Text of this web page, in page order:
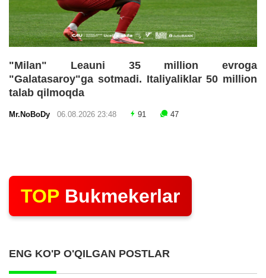
"Milan" Leauni 35 million evroga
"Galatasaroy"ga sotmadi. Italiyaliklar 50 million
talab qilmoqda
Mr.NoBoDy 06.08.2026 23:48 91 47
TOP Bukmekerlar
ENG KO'P O'QILGAN POSTLAR